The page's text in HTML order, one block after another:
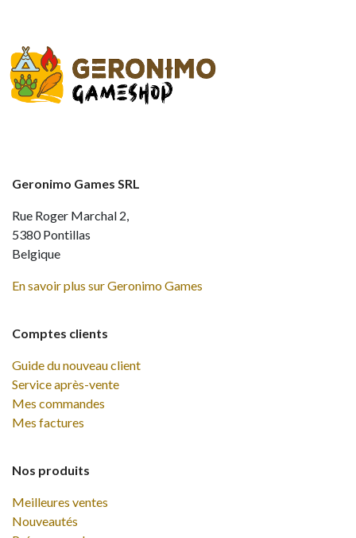
Comptes clients
Guide du nouveau client
Service après-vente
Mes commandes
Mes factures
Nos produits
Meilleures ventes
Nouveautés
Geronimo Games SRL
Rue Roger Marchal 2,
5380 Pontillas
Belgique
En savoir plus sur Geronimo Games